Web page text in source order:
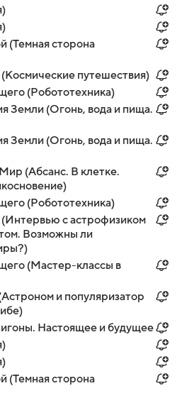
(Темная сторона
путешествия)
(Робототехника)
Земли (Огонь, вода и пища.
Земли (Огонь, вода и пища.
(Абсанс. В клетке.
(Робототехника)
(Интервью с астрофизиком
Возможны ли
(Мастер-классы в
и популяризатор
Настоящее и будущее
(Темная сторона